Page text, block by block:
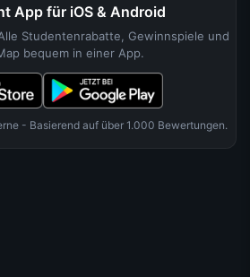
App für iOS & Android
Studentenrabatte, Gewinnspiele und
bequem in einer App.
- Basierend auf über 1.000 Bewertungen.